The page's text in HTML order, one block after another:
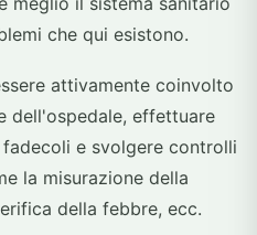
che qui esistono.
attivamente coinvolto
dell'ospedale, effettuare
e svolgere controlli
la misurazione della
della febbre, ecc.